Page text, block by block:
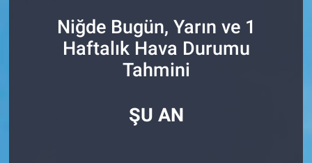
Niğde Bugün, Yarın ve 1
Haftalık Hava Durumu
Tahmini
ŞU AN
Süper Lig Puan Durumu ve Fikstür
Tüm Manşetler